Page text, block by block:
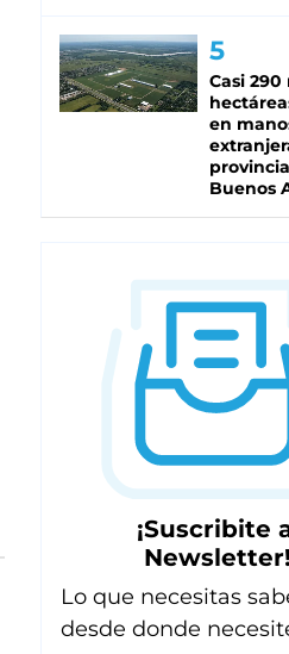
Casi 290
en
Buenos
¡Suscribite
Lo que necesitas
desde donde